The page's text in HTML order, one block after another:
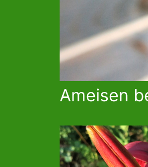
Ameisen